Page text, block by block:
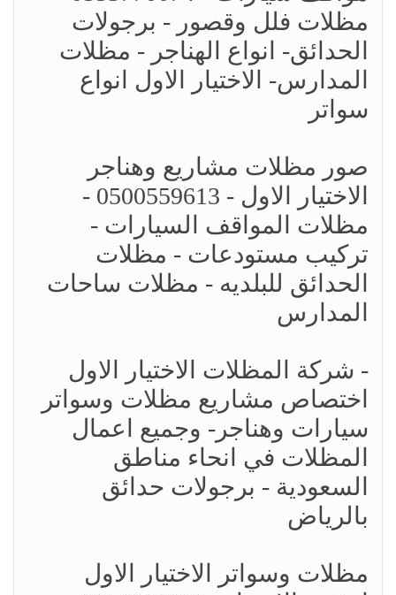
مظلات فلل وقصور - برجولات
الحدائق- انواع الهناجر - مظلات
المدارس- الاختيار الاول انواع
سواتر
صور مظلات مشاريع وهناجر
الاختيار الاول - 0500559613 -
مظلات المواقف السيارات -
تركيب مستودعات - مظلات
الحدائق للبلديه - مظلات ساحات
المدارس
- شركة المظلات الاختيار الاول
اختصاص مشاريع مظلات وسواتر
سيارات وهناجر- وجميع اعمال
المظلات في انحاء مناطق
السعودية - برجولات حدائق
بالرياض
مظلات وسواتر الاختيار الاول